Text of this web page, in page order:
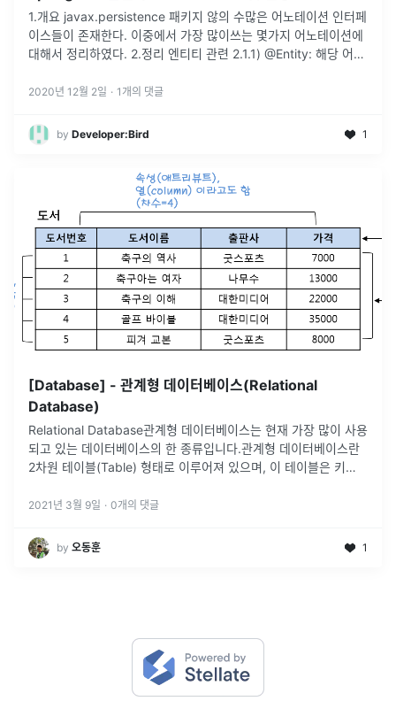
1.개요 javax.persistence 패키지 않의 수많은 어노테이션 인터페
이스들이 존재한다. 이중에서 가장 많이쓰는 몇가지 어노테이션에
대해서 정리하였다. 2.정리 엔티티 관련 2.1.1) @Entity: 해당 어노
2020년 12월 2일 · 1 개의 댓글
by Developer:Bird 1
[Database] - 관계형 데이터베이스(Relational
Database)
Relational Database관계형 데이터베이스는 현재 가장 많이 사용
되고 있는 데이터베이스의 한 종류입니다.관계형 데이터베이스란
2차원 테이블(Table) 형태로 이루어져 있으며, 이 테이블은 키
2021년 3월 9일 · 0개의 댓글
by 오동훈 1